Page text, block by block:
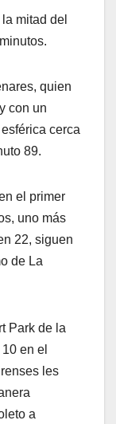
mitad del
quien
con un
cerca
89.
el primer
uno más
22, siguen
de La
Park de la
en el
les
a